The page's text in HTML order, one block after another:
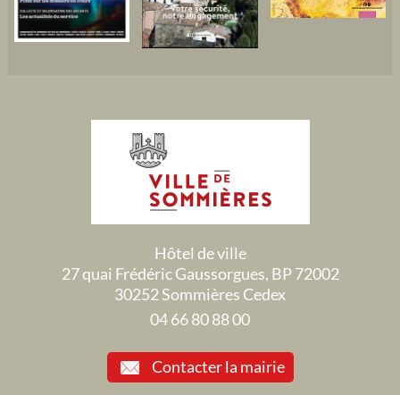
Hôtel de ville
27 quai Frédéric Gaussorgues, BP 72002
30252 Sommières Cedex
04 66 80 88 00
Contacter la mairie